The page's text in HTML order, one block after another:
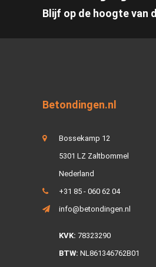
Blijf op de hoogte van
Betondingen.nl
Bossekamp 12
5301 LZ Zaltbommel
Nederland
+31 85 - 060 62 04
info@betondingen.nl
KVK: 78323290
BTW: NL861346762B01